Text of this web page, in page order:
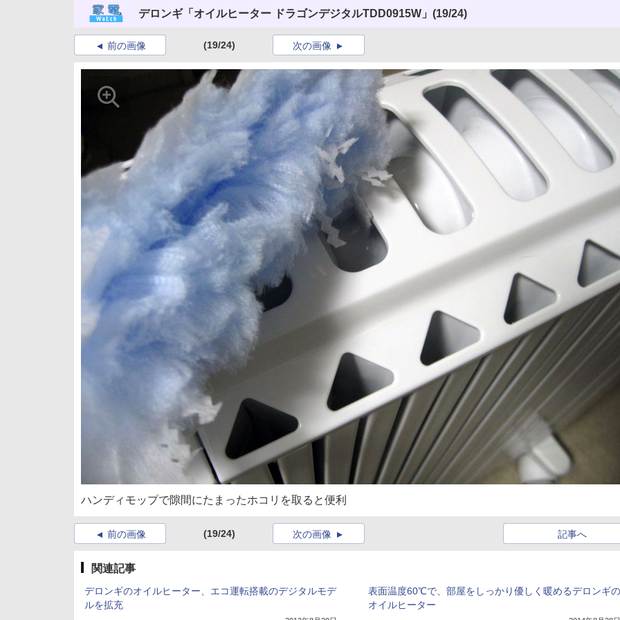
デロンギ「オイルヒーター ドラゴンデジタルTDD0915W」 (19/24)
前の画像 (19/24) 次の画像
ハンディモップで隙間にたまったホコリを取ると便利
前の画像 (19/24) 記事へ
次の画像
関連記事
デロンギのオイルヒーター、エコ運転搭載のデジタルモデ
ルを拡充
表面温度60℃で、部屋をしっかり優しく暖めるデロンギの
オイルヒーター